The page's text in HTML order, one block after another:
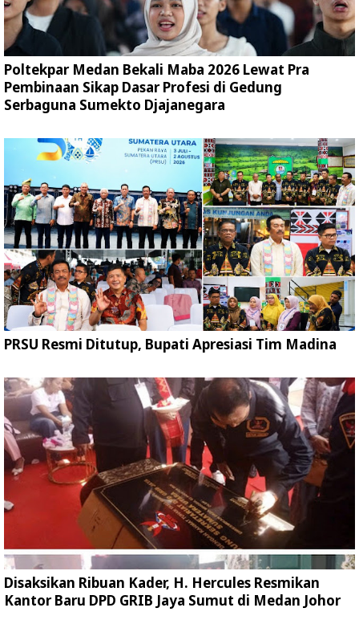
Poltekpar Medan Bekali Maba 2026 Lewat Pra
Pembinaan Sikap Dasar Profesi di Gedung
Serbaguna Sumekto Djajanegara
PRSU Resmi Ditutup, Bupati Apresiasi Tim Madina
Disaksikan Ribuan Kader, H. Hercules Resmikan
Kantor Baru DPD GRIB Jaya Sumut di Medan Johor